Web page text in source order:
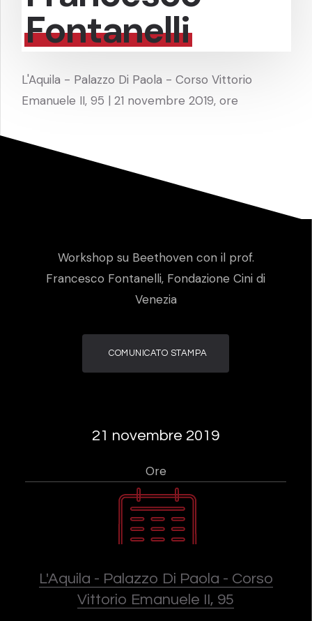
Fontanelli
L'Aquila - Palazzo Di Paola - Corso Vittorio
Emanuele II, 95 | 21 novembre 2019, ore
Workshop su Beethoven con il prof.
Francesco Fontanelli, Fondazione Cini di
Venezia
COMUNICATO STAMPA
21 novembre 2019
Ore
L'Aquila - Palazzo Di Paola - Corso
Vittorio Emanuele II, 95